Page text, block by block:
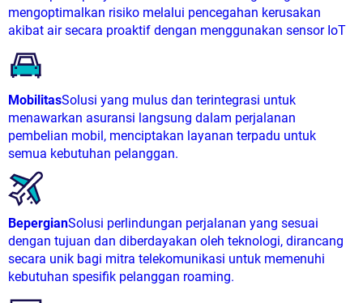
mengoptimalkan risiko melalui pencegahan kerusakan
akibat air secara proaktif dengan menggunakan sensor IoT
MobilitasSolusi yang mulus dan terintegrasi untuk
menawarkan asuransi langsung dalam perjalanan
pembelian mobil, menciptakan layanan terpadu untuk
semua kebutuhan pelanggan.
BepergianSolusi perlindungan perjalanan yang sesuai
dengan tujuan dan diberdayakan oleh teknologi, dirancang
secara unik bagi mitra telekomunikasi untuk memenuhi
kebutuhan spesifik pelanggan roaming.